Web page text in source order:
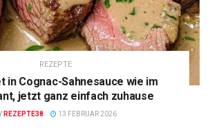
REZEPTE
in Cognac-Sahnesauce wie im
jetzt ganz einfach zuhause
REZEPTE38 13 FEBRUAR 2026